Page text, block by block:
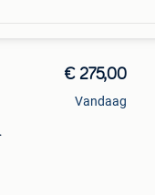
€ 275,00
Vandaag